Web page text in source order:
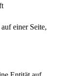
einer Seite,